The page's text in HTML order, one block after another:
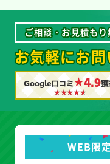
ご相談・お見積も
お気軽にお
Google口コミ★4.9
WEB限